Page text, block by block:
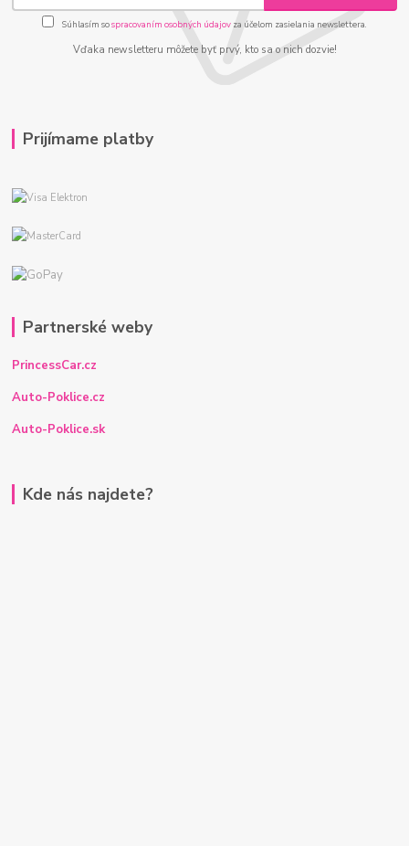
Súhlasím sospracovaním osobných údajov za účelom zasielania newslettera.
Vďaka newsletteru môžete byť prvý, kto sa o nich dozvie!
Prijímame platby
Partnerské weby
PrincessCar.cz
Auto-Poklice.cz
Auto-Poklice.sk
Kde nás najdete?